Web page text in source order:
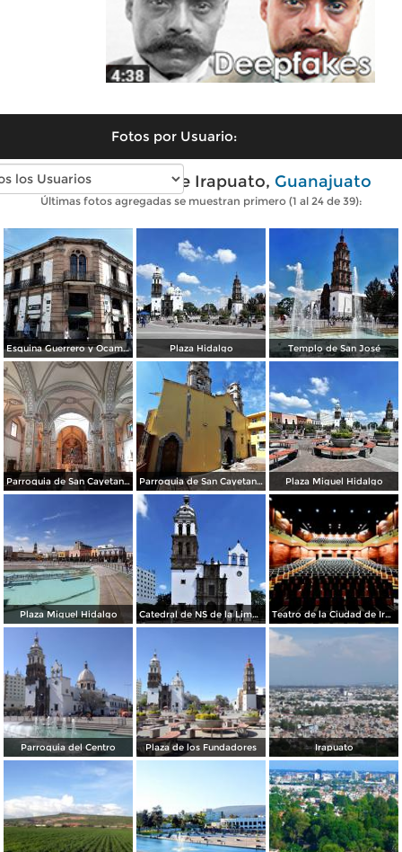
Fotos por Usuario:
Fotos modernas de Irapuato, Guanajuato
Últimas fotos agregadas se muestran primero (1 al 24 de 39):
Esquina Guerrero y Ocampo Plaza Hidalgo Templo de San José
Parroquia de San Cayetano Confesor Parroquia de San Cayetano Confesor Plaza Miguel Hidalgo
Plaza Miguel Hidalgo Catedral de NS de la Limpia Concepción de María Teatro de la Ciudad de Irapuato 2017 (JAR)
Parroquia del Centro Plaza de los Fundadores Irapuato